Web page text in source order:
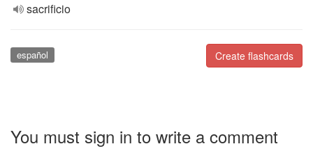
sacrificio
Create flashcards
español
You must sign in to write a comment